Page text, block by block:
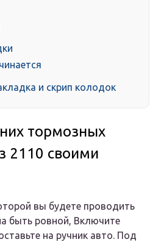
и скрип колодок
тормозных
2110 своими
вы будете проводить
быть ровной, Включите
на ручник авто. Под